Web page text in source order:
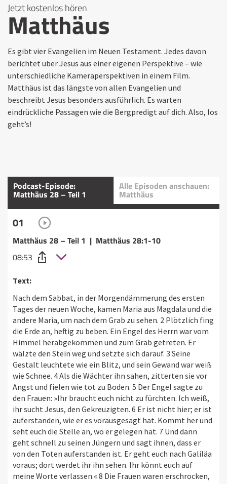
Jetzt kostenlos hören
Matthäus
Es gibt vier Evangelien im Neuen Testament. Jedes davon
berichtet über Jesus aus einer eigenen Perspektive – wie
unterschiedliche Kameraperspektiven in einem Film.
Matthäus ist das längste von allen Evangelien und
beschreibt Jesus besonders ausführlich. Es warten
eindrückliche Passagen wie die Bergpredigt auf dich. Also, los
geht’s!
Podcast-Episode:
Matthäus 28 – Teil 1
Alle Episoden anschauen:
Matthäus
01
Matthäus 28 – Teil 1 | Matthäus 28:1-10
08:53
Text:
Nach dem Sabbat, in der Morgendämmerung des ersten
Tages der neuen Woche, kamen Maria aus Magdala und die
andere Maria, um nach dem Grab zu sehen. 2 Plötzlich fing
die Erde an, heftig zu beben. Ein Engel des Herrn war vom
Himmel herabgekommen und zum Grab getreten. Er
wälzte den Stein weg und setzte sich darauf. 3 Seine
Gestalt leuchtete wie ein Blitz, und sein Gewand war weiß
wie Schnee. 4 Als die Wächter ihn sahen, zitterten sie vor
Angst und fielen wie tot zu Boden. 5 Der Engel sagte zu
den Frauen: »Ihr braucht euch nicht zu fürchten. Ich weiß,
ihr sucht Jesus, den Gekreuzigten. 6 Er ist nicht hier; er ist
auferstanden, wie er es vorausgesagt hat. Kommt her und
seht euch die Stelle an, wo er gelegen hat. 7 Und dann
geht schnell zu seinen Jüngern und sagt ihnen, dass er
von den Toten auferstanden ist. Er geht euch nach Galiläa
voraus; dort werdet ihr ihn sehen. Ihr könnt euch auf
meine Worte verlassen.« 8 Die Frauen waren erschrocken,